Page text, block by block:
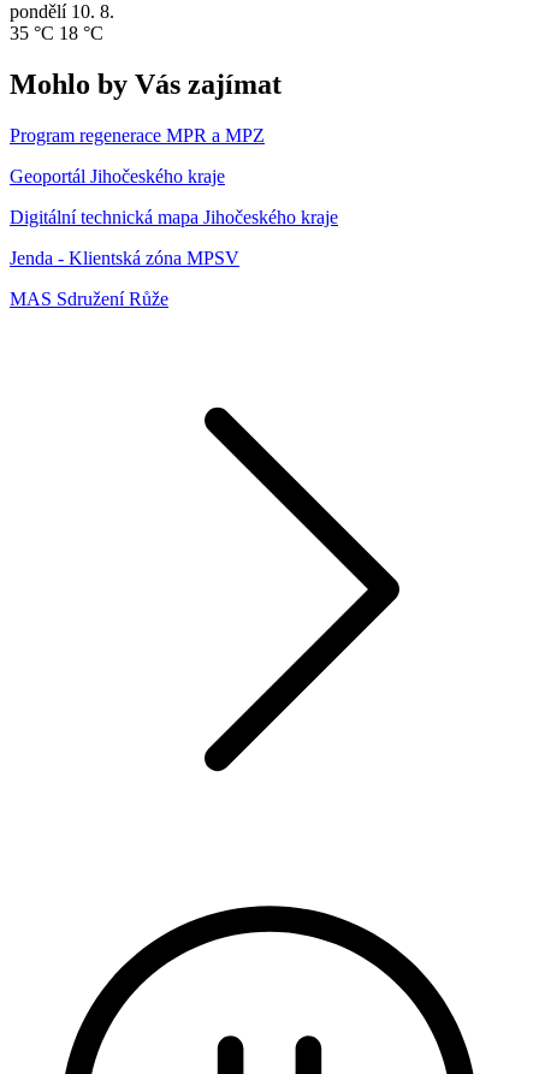
pondělí 10. 8.
35 °C 18 °C
Mohlo by Vás zajímat
Program regenerace MPR a MPZ
Geoportál Jihočeského kraje
Digitální technická mapa Jihočeského kraje
Jenda - Klientská zóna MPSV
MAS Sdružení Růže